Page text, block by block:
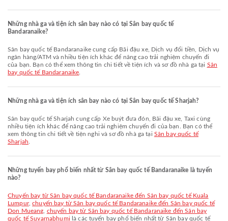
Những nhà ga và tiện ích sân bay nào có tại Sân bay quốc tế
Bandaranaike?
Sân bay quốc tế Bandaranaike cung cấp Bãi đậu xe, Dịch vụ đổi tiền, Dịch vụ
ngân hàng/ATM và nhiều tiện ích khác để nâng cao trải nghiệm chuyến đi
của bạn. Bạn có thể xem thông tin chi tiết về tiện ích và sơ đồ nhà ga tại Sân
bay quốc tế Bandaranaike
Những nhà ga và tiện ích sân bay nào có tại Sân bay quốc tế Sharjah?
Sân bay quốc tế Sharjah cung cấp Xe buýt đưa đón, Bãi đậu xe, Taxi cùng
nhiều tiện ích khác để nâng cao trải nghiệm chuyến đi của bạn. Bạn có thể
xem thông tin chi tiết về tiện nghi và sơ đồ nhà ga tại Sân bay quốc tế
Sharjah
Những tuyến bay phổ biến nhất từ Sân bay quốc tế Bandaranaike là tuyến
nào?
chuyến bay từ Sân bay quốc tế Bandaranaike đến Sân bay quốc tế Kuala
Lumpur,chuyến bay từ Sân bay quốc tế Bandaranaike đến Sân bay quốc tế
Don Mueang chuyến bay từ Sân bay quốc tế Bandaranaike đến Sân bay
quốc tế Suvarnabhumi là các tuyến bay phổ biến nhất từ Sân bay quốc tế